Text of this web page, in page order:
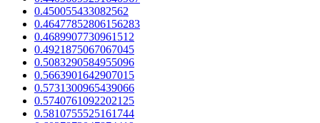
0.450055433082562
0.46477852806156283
0.4689907730961512
0.4921875067067045
0.5083290584955096
0.5663901642907015
0.5731300965439066
0.5740761092202125
0.5810755525161744